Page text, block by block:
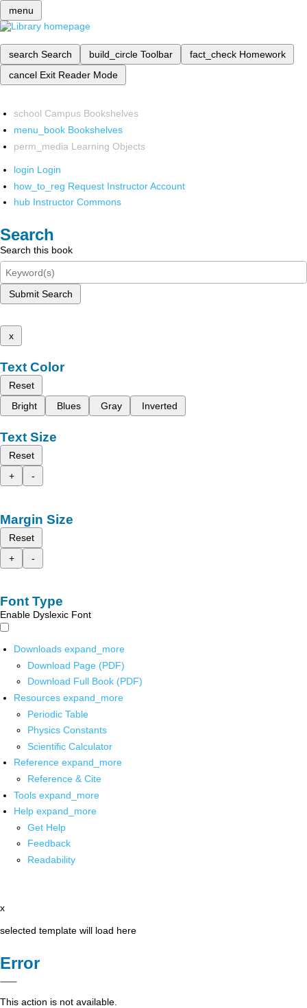
menu
search Search build_circle Toolbar fact_check Homework
cancel Exit Reader Mode
school Campus Bookshelves
menu_book Bookshelves
perm_media Learning Objects
login Login
how_to_reg Request Instructor Account
hub Instructor Commons
Search
Search this book
Submit Search
x
Text Color
Reset
Bright
Blues Gray Inverted
Text Size
Reset
+
-
Margin Size
Reset
+
-
Font Type
Enable Dyslexic Font
Downloads expand_more
Download Page (PDF)
Download Full Book (PDF)
Resources expand_more
Periodic Table
Physics Constants
Scientific Calculator
Reference expand_more
Reference & Cite
Tools expand_more
Help expand_more
Get Help
Feedback
Readability
x
selected template will load here
Error
This action is not available.